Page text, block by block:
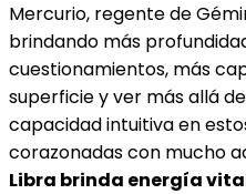
Mercurio, regente de
brindando más
cuestionamientos, más
superficie y ver más allá
capacidad intuitiva en
corazonadas con mucho
Libra brinda energía